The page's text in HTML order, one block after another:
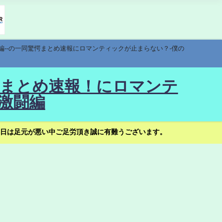
の一同驚愕まとめ速報にロマンティックが止まらない？-僕の
とめ速報！にロマンテ
闘編
足元が悪い中ご足労頂き誠に有難うございます。